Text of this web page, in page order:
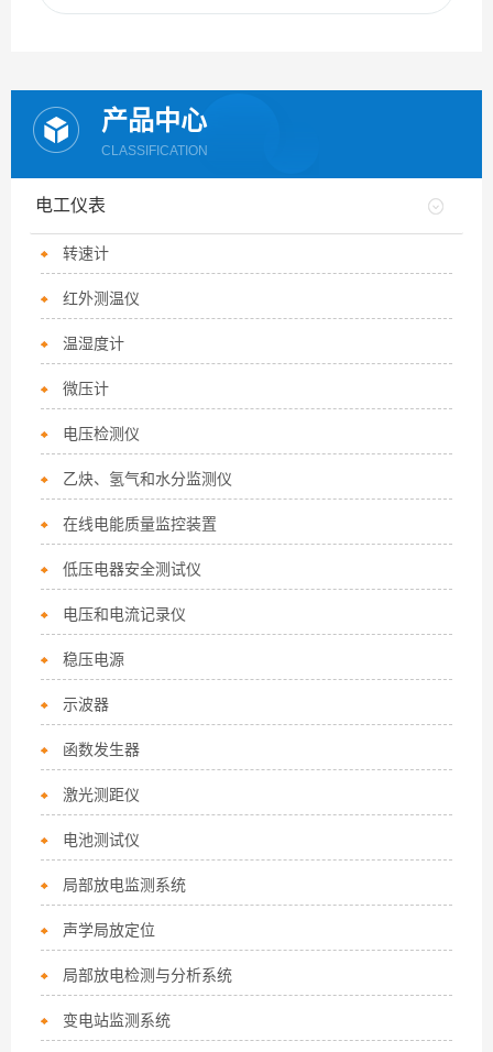
产品中心
CLASSIFICATION
电工仪表
转速计
红外测温仪
温湿度计
微压计
电压检测仪
乙炔、氢气和水分监测仪
在线电能质量监控装置
低压电器安全测试仪
电压和电流记录仪
稳压电源
示波器
函数发生器
激光测距仪
电池测试仪
局部放电监测系统
声学局放定位
局部放电检测与分析系统
变电站监测系统